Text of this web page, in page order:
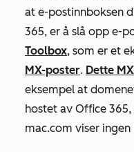
at e-postinnboksen
365, er å slå opp e-
Toolbox, som er et
MX-poster. Dette
eksempel at
hostet av Office 365,
mac.com viser ingen